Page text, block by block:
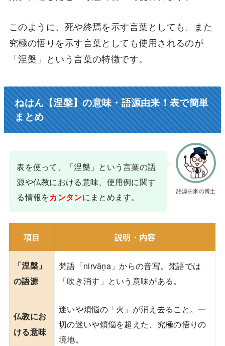
このように、死や終焉を示す言葉としても、また
究極の悟りを示す言葉としても使用されるのが
「涅槃」という言葉の特徴です。
ねはん【涅槃】の意味・語源由来！表で簡単
まとめ
語源由来の博士
表を使って、「涅槃」という言葉の語
源や仏教における意味、使用例に関す
る情報をカンタンにまとめます。
項目 説明・内容
「涅槃」
の語源
梵語「nirvāṇa」からの音写。梵語では
「吹き消す」という意味がある。
仏教にお
ける意味
迷いや煩悩の「火」が消え去ること。一
切の迷いや煩悩を超えた、究極の悟りの
境地。